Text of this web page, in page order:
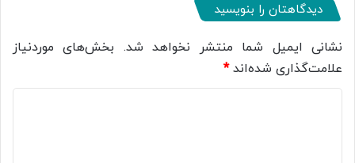
دیدگاهتان را بنویسید
نشانی ایمیل شما منتشر نخواهد شد. بخش‌های موردنیاز
علامت‌گذاری شده‌اند*